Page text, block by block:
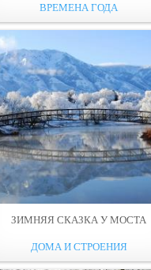
ВРЕМЕНА ГОДА
ЗИМНЯЯ СКАЗКА У МОСТА
ДОМА И СТРОЕНИЯ